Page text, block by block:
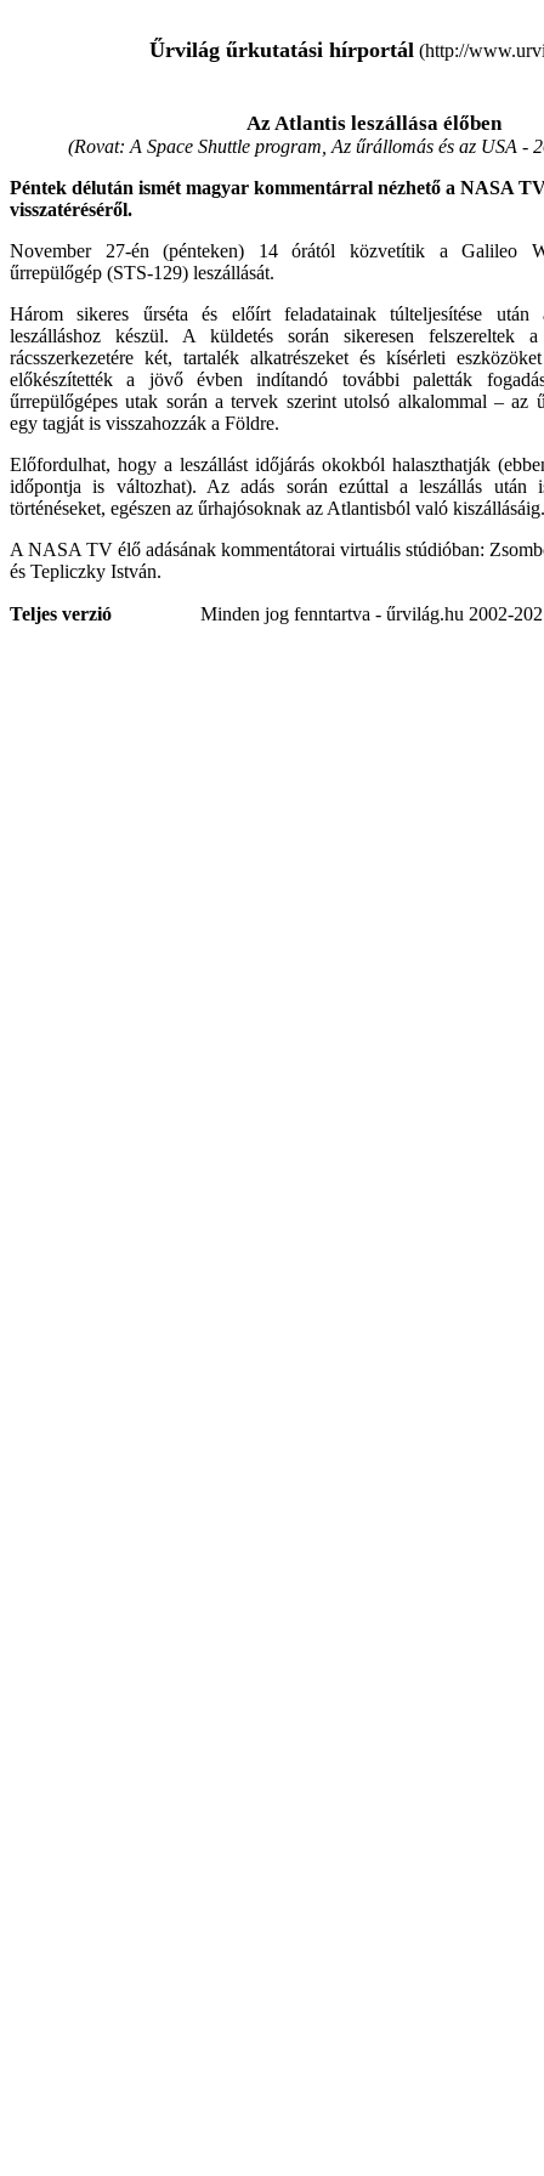
Űrvilág űrkutatási hírportál (http://
Az Atlantis leszállása élőben
(Rovat: A Space Shuttle program, Az űrállomás és az USA -
Péntek délután ismét magyar kommentárral nézhető a NASA
visszatéréséről.
November 27-én (pénteken) 14 órától közvetítik aGalileo
űrrepülőgép (STS-129) leszállását.
Három sikeres űrséta és előírt feladatainak túlteljesítése után
leszálláshoz készül. A küldetés során sikeresen felszereltek
rácsszerkezetére két, tartalék alkatrészeket és kísérleti
előkészítették a jövő évben indítandó további paletták
űrrepülőgépes utak során a tervek szerint utolsó alkalommal – az
egy tagját is visszahozzák a Földre.
Előfordulhat, hogy a leszállást időjárás okokból halaszthatják
időpontja is változhat). Az adás során ezúttal a leszállás után
történéseket, egészen az űrhajósoknak az Atlantisból való kiszállásáig.
A NASA TV élő adásának kommentátorai virtuális stúdióban:
és Tepliczky István.
Teljes verzió Minden jog fenntartva - űrvilág.hu 2002-